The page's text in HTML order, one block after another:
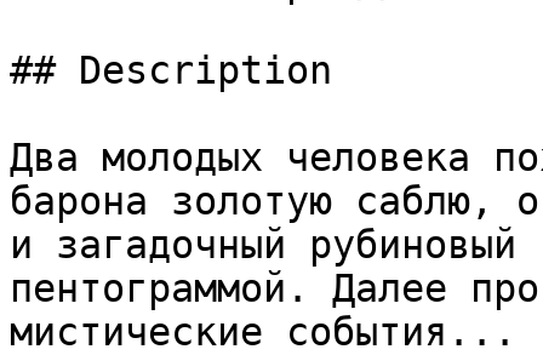
## Description
Два молодых человека
барона золотую саблю,
и загадочный
пентограммой. Далее
мистические события...